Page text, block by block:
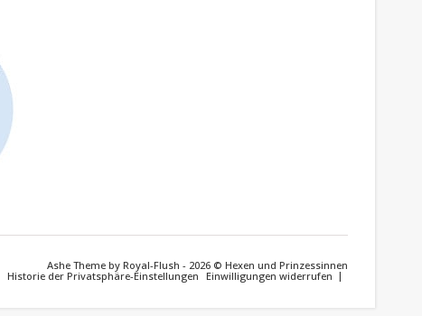
Ashe Theme by Royal-Flush - 2026 © Hexen und Prinzessinnen
Historie der Privatsphäre-Einstellungen Einwilligungen widerrufen